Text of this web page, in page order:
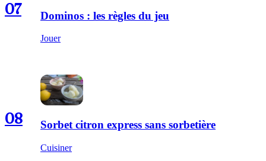
07 Dominos : les règles du jeu
Jouer
08 Sorbet citron express sans sorbetière
Cuisiner